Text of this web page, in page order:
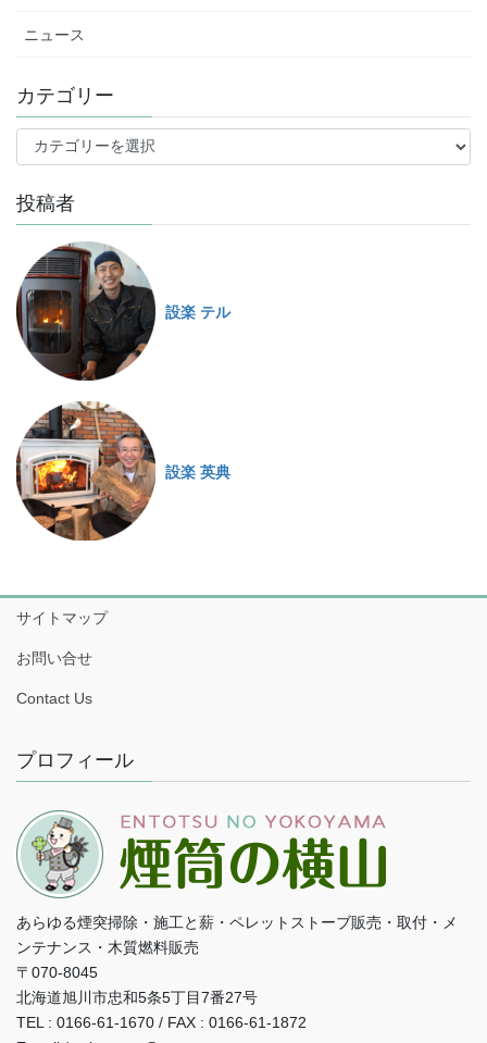
ニュース
カテゴリー
投稿者
設楽 テル
設楽 英典
サイトマップ
お問い合せ
Contact Us
プロフィール
あらゆる煙突掃除・施工と薪・ペレットストーブ販売・取付・メ
ンテナンス・木質燃料販売
〒070-8045
北海道旭川市忠和5条5丁目7番27号
TEL : 0166-61-1670 / FAX : 0166-61-1872